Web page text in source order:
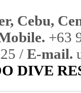
Cebu,
+63
/ E-mail.
DIVE